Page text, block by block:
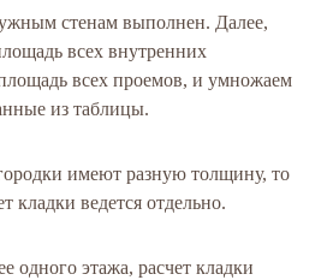
стенам выполнен. Далее,
всех внутренних
всех проемов, и умножаем
из таблицы.
имеют разную толщину, то
кладки ведется отдельно.
одного этажа, расчет кладки